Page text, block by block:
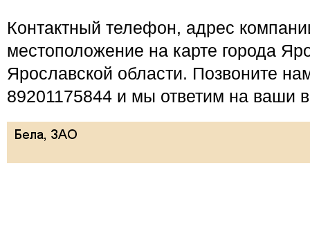
Контактный телефон, адрес
местоположение на карте города
Ярославской области. Позвоните
89201175844 и мы ответим на ваши